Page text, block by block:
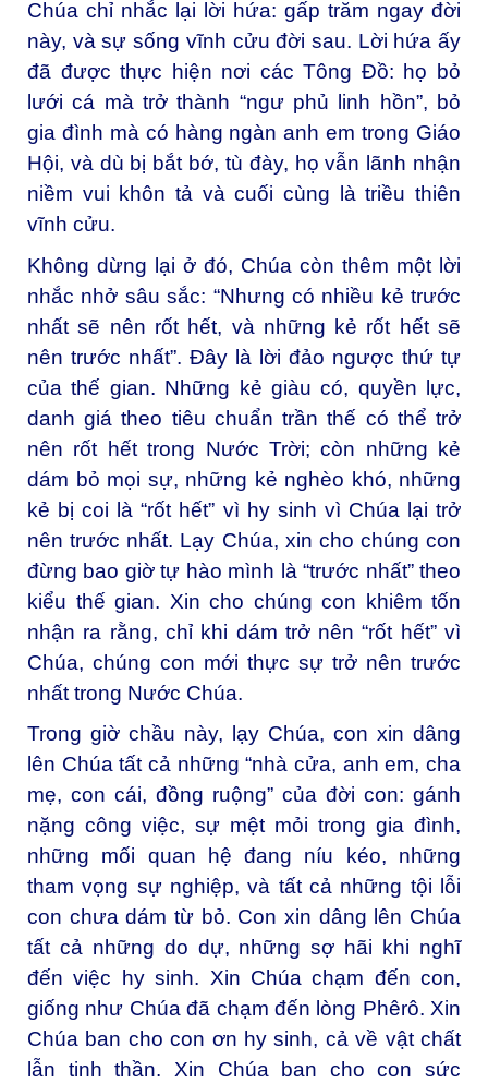
Chúa chỉ nhắc lại lời hứa: gấp trăm ngay đời
này, và sự sống vĩnh cửu đời sau. Lời hứa ấy
đã được thực hiện nơi các Tông Đồ: họ bỏ
lưới cá mà trở thành “ngư phủ linh hồn”, bỏ
gia đình mà có hàng ngàn anh em trong Giáo
Hội, và dù bị bắt bớ, tù đày, họ vẫn lãnh nhận
niềm vui khôn tả và cuối cùng là triều thiên
vĩnh cửu.
Không dừng lại ở đó, Chúa còn thêm một lời
nhắc nhở sâu sắc: “Nhưng có nhiều kẻ trước
nhất sẽ nên rốt hết, và những kẻ rốt hết sẽ
nên trước nhất”. Đây là lời đảo ngược thứ tự
của thế gian. Những kẻ giàu có, quyền lực,
danh giá theo tiêu chuẩn trần thế có thể trở
nên rốt hết trong Nước Trời; còn những kẻ
dám bỏ mọi sự, những kẻ nghèo khó, những
kẻ bị coi là “rốt hết” vì hy sinh vì Chúa lại trở
nên trước nhất. Lạy Chúa, xin cho chúng con
đừng bao giờ tự hào mình là “trước nhất” theo
kiểu thế gian. Xin cho chúng con khiêm tốn
nhận ra rằng, chỉ khi dám trở nên “rốt hết” vì
Chúa, chúng con mới thực sự trở nên trước
nhất trong Nước Chúa.
Trong giờ chầu này, lạy Chúa, con xin dâng
lên Chúa tất cả những “nhà cửa, anh em, cha
mẹ, con cái, đồng ruộng” của đời con: gánh
nặng công việc, sự mệt mỏi trong gia đình,
những mối quan hệ đang níu kéo, những
tham vọng sự nghiệp, và tất cả những tội lỗi
con chưa dám từ bỏ. Con xin dâng lên Chúa
tất cả những do dự, những sợ hãi khi nghĩ
đến việc hy sinh. Xin Chúa chạm đến con,
giống như Chúa đã chạm đến lòng Phêrô. Xin
Chúa ban cho con ơn hy sinh, cả về vật chất
lẫn tinh thần. Xin Chúa ban cho con sức